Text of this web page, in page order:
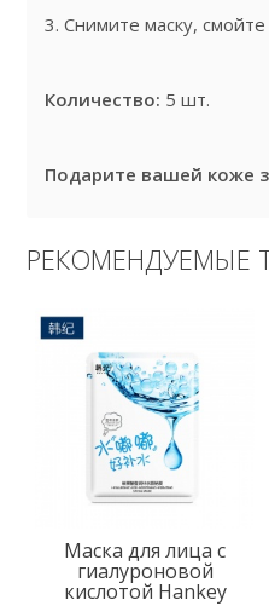
3. Снимите маску,
Количество: 5 шт.
Подарите вашей коже
РЕКОМЕНДУЕМЫЕ
Маска для лица с
гиалуроновой
кислотой Hankey